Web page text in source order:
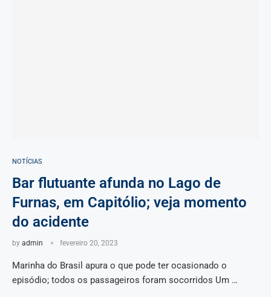
NOTÍCIAS
Bar flutuante afunda no Lago de
Furnas, em Capitólio; veja momento
do acidente
by admin fevereiro 20, 2023
Marinha do Brasil apura o que pode ter ocasionado o
episódio; todos os passageiros foram socorridos Um …